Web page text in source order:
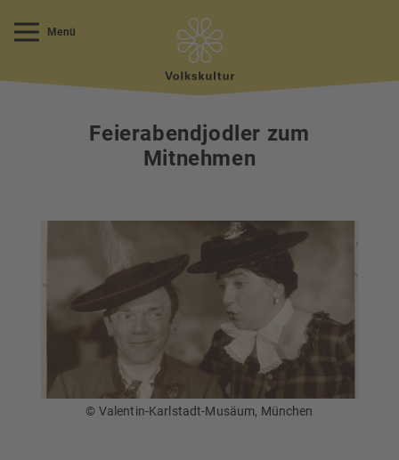
Menü
Feierabendjodler zum
Mitnehmen
© Valentin-Karlstadt-Musäum, München